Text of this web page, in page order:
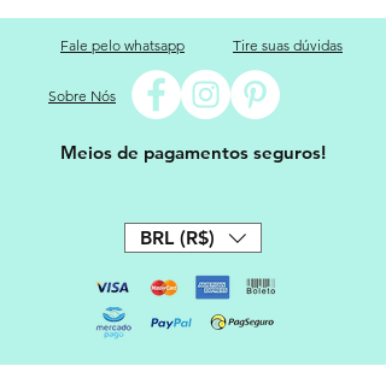
Fale pelo whatsapp Tire suas dúvidas
Sobre Nós
Meios de pagamentos seguros!
BRL (R$)